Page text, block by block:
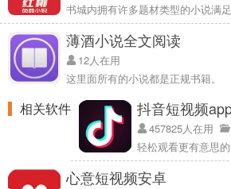
书城内拥有许多题材类型的小说满足
薄酒小说全文阅读
12人在用
这里面所有的小说都是正规书籍。
相关软件 抖音短视频
457825人在用
轻松观看更有意思的
心意短视频安卓